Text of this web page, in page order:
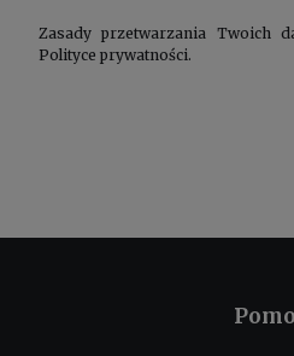
Zasady przetwarzania Twoich
Polityce prywatności.